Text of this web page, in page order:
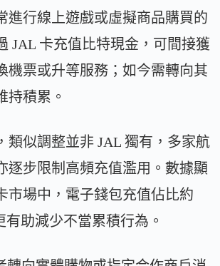
進行線上遊戲或虛擬商品購買的
JAL 卡充值比特現金，可間接獲
機票或升等服務；如今需轉向其
持積累。
類似調整並非 JAL 獨有，多家航
逐步限制高頻充值濫用。數據顯
市場中，電子錢包充值佔比約
有助減少不當累積行為。